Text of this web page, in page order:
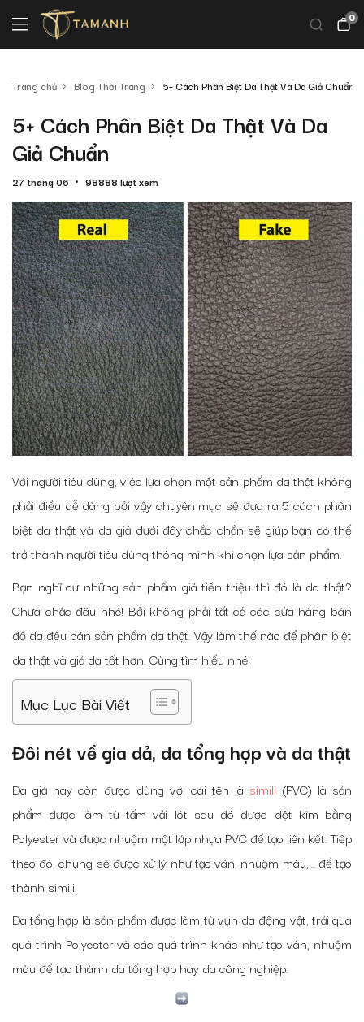
0
Trang chủ Blog Thời Trang 5+ Cách Phân Biệt Da Thật Và Da Giả Chuẩn
5+ Cách Phân Biệt Da Thật Và Da
Giả Chuẩn
27 tháng 06 98888 lượt xem
Với người tiêu dùng, việc lựa chọn một sản phẩm da thật không
phải điều dễ dàng bởi vậy chuyên mục sẽ đưa ra 5 cách phân
biệt da thật và da giả dưới đây chắc chắn sẽ giúp bạn có thể
trở thành người tiêu dùng thông minh khi chọn lựa sản phẩm.
Bạn nghĩ cứ những sản phẩm giá tiền triệu thì đó là da thật?
Chưa chắc đâu nhé! Bởi không phải tất cả các cửa hàng bán
đồ da đều bán sản phẩm da thật. Vậy làm thế nào để phân biệt
da thật và giả da tốt hơn. Cùng tìm hiểu nhé:
Mục Lục Bài Viết
Đôi nét về gia dả, da tổng hợp và da thật
Da giả hay còn được dùng với cái tên là simili (PVC) là sản
phẩm được làm từ tấm vải lót sau đó được dệt kim bằng
Polyester và được nhuộm một lớp nhựa PVC để tạo liên kết. Tiếp
theo đó, chúng sẽ được xử lý như tạo vân, nhuộm màu,… để tạo
thành simili.
Da tổng hợp là sản phẩm được làm từ vụn da động vật, trải qua
quá trình Polyester và các quá trình khác như tạo vân, nhuộm
màu để tạo thành da tổng hợp hay da công nghiệp.